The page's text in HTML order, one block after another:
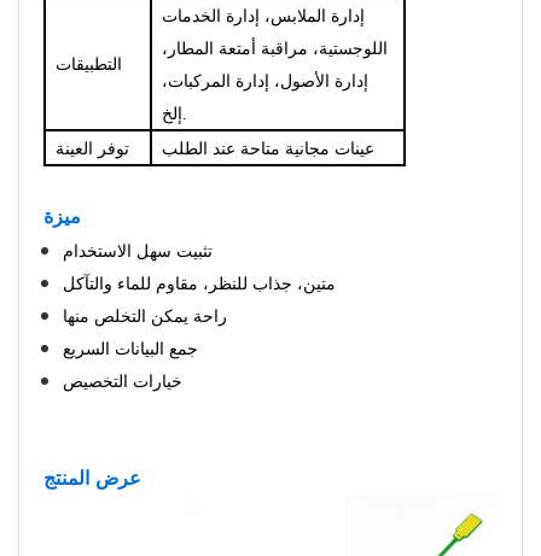
التطبيقات
إدارة الملابس، إدارة الخدمات
اللوجستية، مراقبة أمتعة المطار،
إدارة الأصول، إدارة المركبات،
إلخ.
توفر العينة
عينات مجانية متاحة عند الطلب
ميزة
تثبيت سهل الاستخدام
متين، جذاب للنظر، مقاوم للماء والتآكل
راحة يمكن التخلص منها
جمع البيانات السريع
خيارات التخصيص
عرض المنتج